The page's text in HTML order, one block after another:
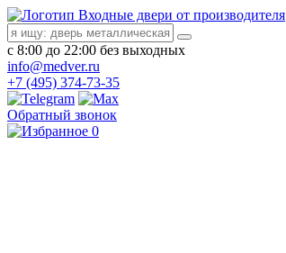
Входные двери от производителя
с 8:00 до 22:00 без выходных
info@medver.ru
+7 (495) 374-73-35
Обратный звонок
0